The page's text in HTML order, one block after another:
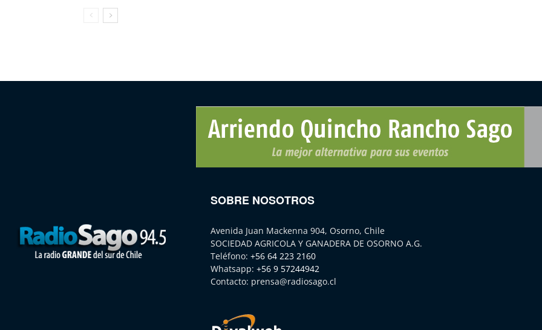
SOBRE NOSOTROS
Avenida Juan Mackenna 904, Osorno, Chile
SOCIEDAD AGRICOLA Y GANADERA DE OSORNO A.G.
Teléfono: +56 64 223 2160
Whatsapp: +56 9 57244942
Contacto: prensa@radiosago.cl